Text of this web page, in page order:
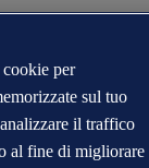
per
sul tuo
il traffico
al fine di migliorare